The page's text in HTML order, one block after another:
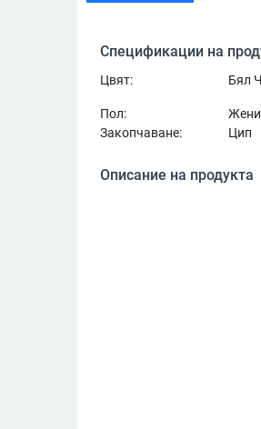
Спецификации на
Цвят: Бял
Пол: Жени
Закопчаване:
Цип
Описание на продукта